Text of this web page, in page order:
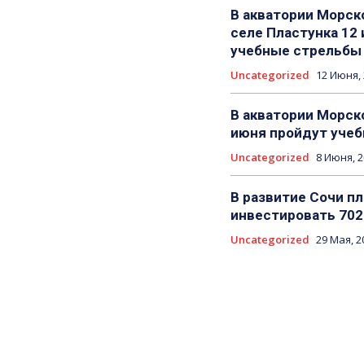
В акватории
селе Пластунка
учебные стрельбы
Uncategorized 12 Июня,
В акватории
июня пройдут
Uncategorized 8 Июня,
В развитие Сочи
инвестировать
Uncategorized 29 Мая,